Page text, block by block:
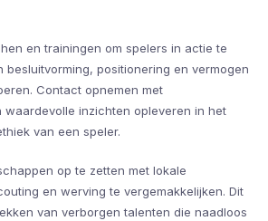
en trainingen om spelers in actie te
besluitvorming, positionering en vermogen
Contact opnemen met
waardevolle inzichten opleveren in het
van een speler.
op te zetten met lokale
en werving te vergemakkelijken. Dit
van verborgen talenten die naadloos